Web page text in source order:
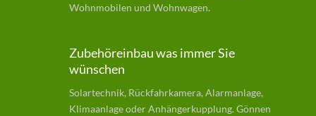
Wohnmobilen und Wohnwagen.
Zubehöreinbau was immer Sie
wünschen
Solartechnik, Rückfahrkamera, Alarmanlage,
Klimaanlage oder Anhängerkupplung. Gönnen